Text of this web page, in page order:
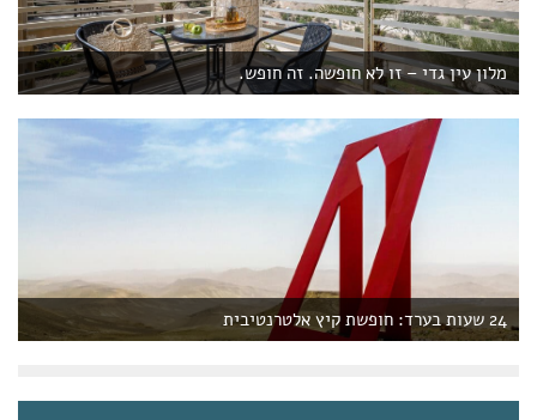
מלון עין גדי – זו לא חופשה. זה חופש.
24 שעות בערד: חופשת קיץ אלטרנטיבית